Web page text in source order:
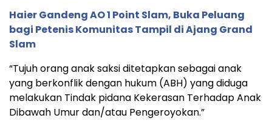
Haier Gandeng AO 1 Point Slam, Buka Peluang
bagi Petenis Komunitas Tampil di Ajang Grand
Slam
“Tujuh orang anak saksi ditetapkan sebagai anak
yang berkonflik dengan hukum (ABH) yang diduga
melakukan Tindak pidana Kekerasan Terhadap Anak
Dibawah Umur dan/atau Pengeroyokan.”